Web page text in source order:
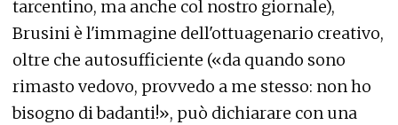
tarcentino, ma anche col nostro giornale),
Brusini è l'immagine dell'ottuagenario creativo,
oltre che autosufficiente («da quando sono
rimasto vedovo, provvedo a me stesso: non ho
bisogno di badanti!», può dichiarare con una